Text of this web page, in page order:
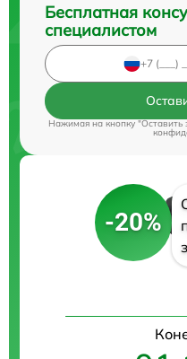
Бесплатная
специалистом
Нажимая на кнопку "Оставить
-20%